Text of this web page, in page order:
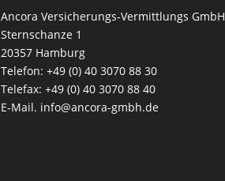
Ancora Versicherungs-Vermittlungs GmbH
Sternschanze 1
20357 Hamburg
Telefon: +49 (0) 40 3070 88 30
Telefax: +49 (0) 40 3070 88 40
E-Mail. info@ancora-gmbh.de